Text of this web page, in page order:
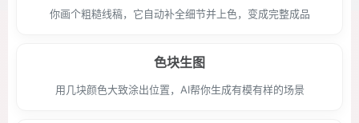
你画个粗糙线稿，它自动补全细节并上色，变成完整成品
色块生图
用几块颜色大致涂出位置，AI帮你生成有模有样的场景